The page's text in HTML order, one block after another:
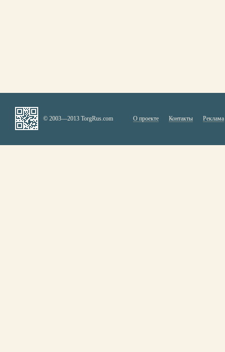
© 2003—2013 TorgRus.com О проекте Контакты Реклама